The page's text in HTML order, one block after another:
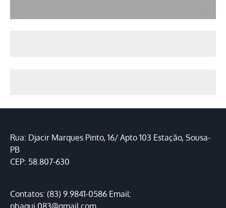
Rua: Djacir Marques Pinto, 16/ Apto 103 Estação, Sousa-
PB
CEP: 58.807-630
Contatos: (83) 9.9841-0586 Email:
pbaqui.083@gmail.com